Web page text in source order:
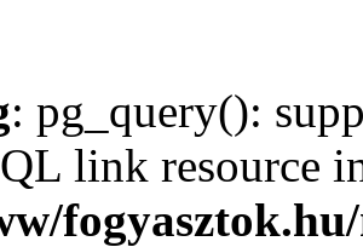
: pg_query():
link resource